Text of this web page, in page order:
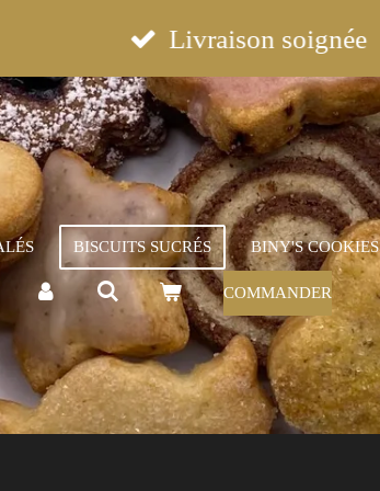
Livraison soignée
BISCUITS SUCRÉS BINY'S COOKIES
COMMANDER